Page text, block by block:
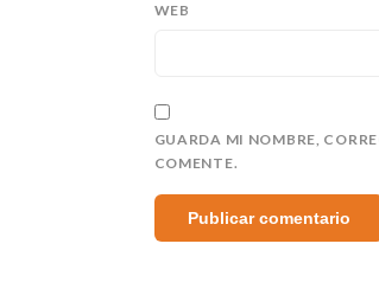
WEB
GUARDA MI NOMBRE,
COMENTE.